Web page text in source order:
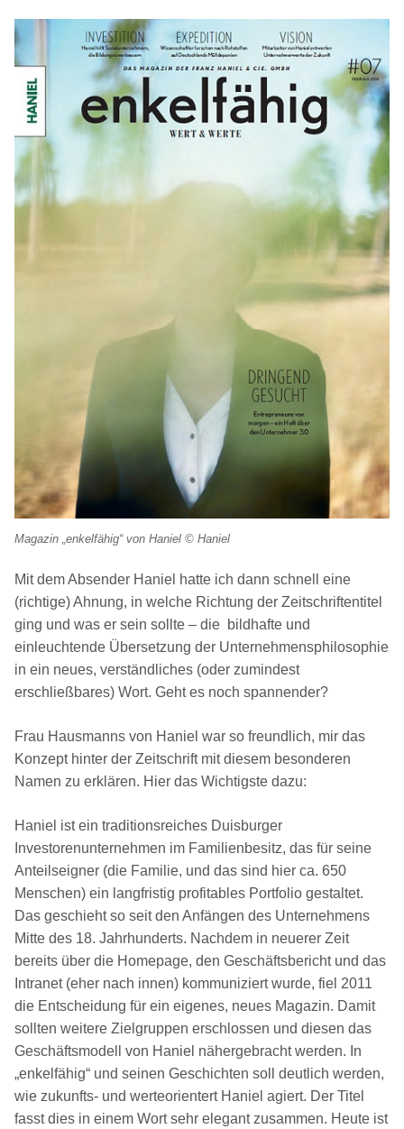
Magazin „enkelfähig“ von Haniel © Haniel
Mit dem Absender Haniel hatte ich dann schnell eine
(richtige) Ahnung, in welche Richtung der Zeitschriftentitel
ging und was er sein sollte – die bildhafte und
einleuchtende Übersetzung der Unternehmensphilosophie
in ein neues, verständliches (oder zumindest
erschließbares) Wort. Geht es noch spannender?
Frau Hausmanns von Haniel war so freundlich, mir das
Konzept hinter der Zeitschrift mit diesem besonderen
Namen zu erklären. Hier das Wichtigste dazu:
Haniel ist ein traditionsreiches Duisburger
Investorenunternehmen im Familienbesitz, das für seine
Anteilseigner (die Familie, und das sind hier ca. 650
Menschen) ein langfristig profitables Portfolio gestaltet.
Das geschieht so seit den Anfängen des Unternehmens
Mitte des 18. Jahrhunderts. Nachdem in neuerer Zeit
bereits über die Homepage, den Geschäftsbericht und das
Intranet (eher nach innen) kommuniziert wurde, fiel 2011
die Entscheidung für ein eigenes, neues Magazin. Damit
sollten weitere Zielgruppen erschlossen und diesen das
Geschäftsmodell von Haniel nähergebracht werden. In
„enkelfähig“ und seinen Geschichten soll deutlich werden,
wie zukunfts- und werteorientert Haniel agiert. Der Titel
fasst dies in einem Wort sehr elegant zusammen. Heute ist